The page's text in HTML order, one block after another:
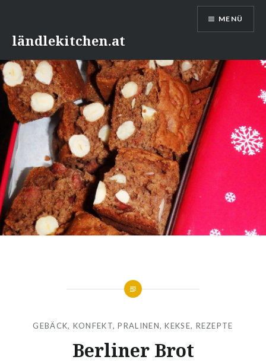
Inhaltländlekitchen.at
MENÜ
GEBÄCK, KONFEKT, PRALINEN, KEKSE, REZEPTE
Berliner Brot